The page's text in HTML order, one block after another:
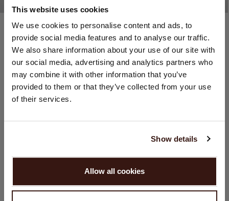
This website uses cookies
We use cookies to personalise content and ads, to
provide social media features and to analyse our traffic.
We also share information about your use of our site with
our social media, advertising and analytics partners who
may combine it with other information that you’ve
provided to them or that they’ve collected from your use
of their services.
Show details
Allow all cookies
Organic cashmere (100%)
10 COULEUR
NEW
Organic cashmere (100%)
CHF 229.90
10 COULEUR
NEW
CHANGER DE PAYS
Vous visitez Repeat cashmere depuis Suisse (CHF).
Souhaitez-vous mettre à jour votre localisation ?
États-Unis ($)
CONTINUER